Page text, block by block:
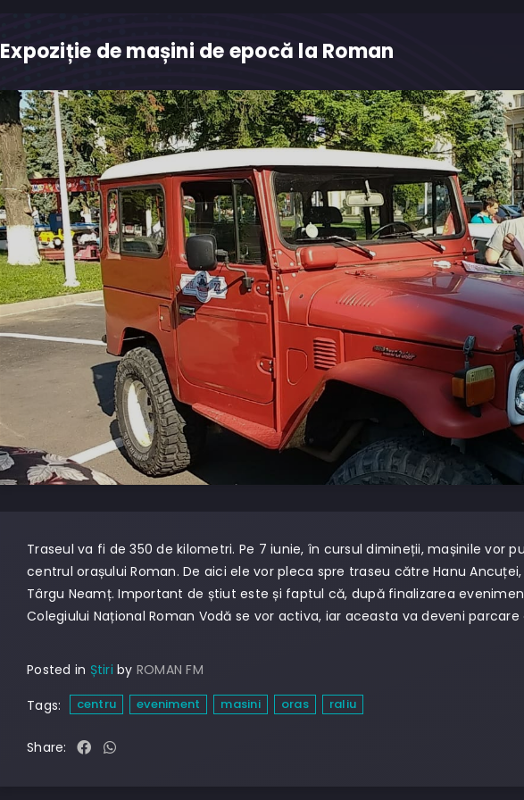
ROMAN FM
Expoziție de mașini de epocă la Roman
Traseul va fi de 350 de kilometri. Pe 7 iunie, în cursul dimineții, mașinile vor
centrul orașului Roman. De aici ele vor pleca spre traseu către Hanu
Târgu Neamț. Important de știut este și faptul că, după finalizarea
Colegiului Național Roman Vodă se vor activa, iar aceasta va deveni parcare
Posted in Știri by ROMAN FM
Tags:
centru eveniment masini oras raliu
Share: